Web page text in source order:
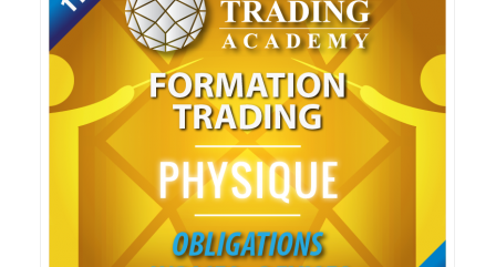
FORMATIONS
FORMATIONS TRADING EN LIGNE Exclusif
FORMATIONS TRADING PHYSIQUES